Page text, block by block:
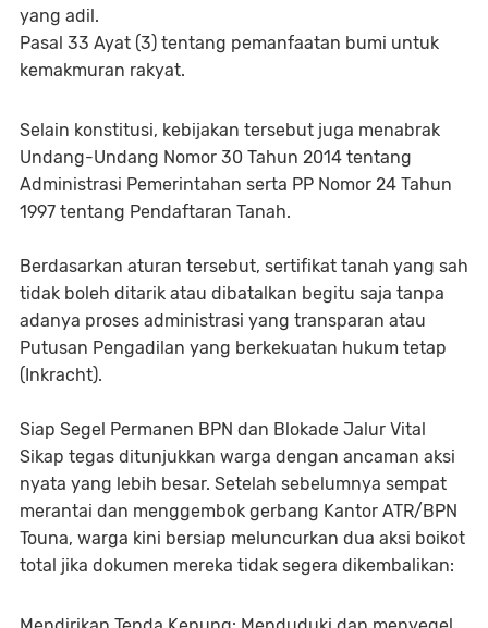
yang adil.
Pasal 33 Ayat (3) tentang pemanfaatan bumi untuk
kemakmuran rakyat.
Selain konstitusi, kebijakan tersebut juga menabrak
Undang-Undang Nomor 30 Tahun 2014 tentang
Administrasi Pemerintahan serta PP Nomor 24 Tahun
1997 tentang Pendaftaran Tanah.
Berdasarkan aturan tersebut, sertifikat tanah yang sah
tidak boleh ditarik atau dibatalkan begitu saja tanpa
adanya proses administrasi yang transparan atau
Putusan Pengadilan yang berkekuatan hukum tetap
(Inkracht).
Siap Segel Permanen BPN dan Blokade Jalur Vital
Sikap tegas ditunjukkan warga dengan ancaman aksi
nyata yang lebih besar. Setelah sebelumnya sempat
merantai dan menggembok gerbang Kantor ATR/BPN
Touna, warga kini bersiap meluncurkan dua aksi boikot
total jika dokumen mereka tidak segera dikembalikan: